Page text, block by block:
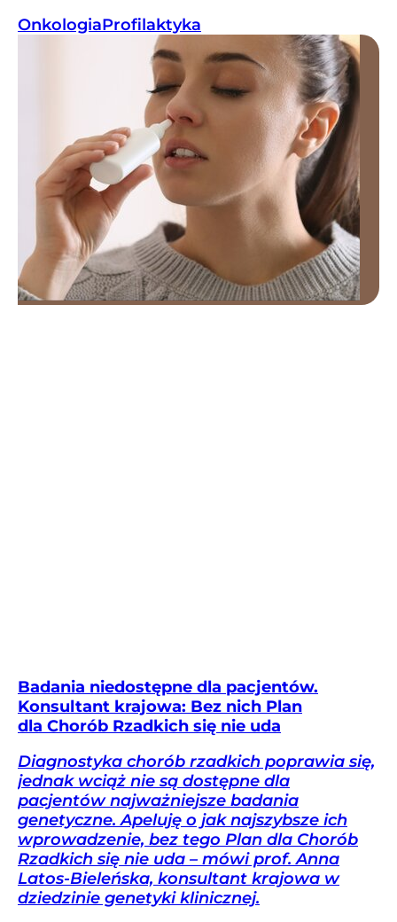
OnkologiaProfilaktyka
Badania niedostępne dla pacjentów.
Konsultant krajowa: Bez nich Plan
dla Chorób Rzadkich się nie uda
Diagnostyka chorób rzadkich poprawia się,
jednak wciąż nie są dostępne dla
pacjentów najważniejsze badania
genetyczne. Apeluję o jak najszybsze ich
wprowadzenie, bez tego Plan dla Chorób
Rzadkich się nie uda – mówi prof. Anna
Latos-Bieleńska, konsultant krajowa w
dziedzinie genetyki klinicznej.